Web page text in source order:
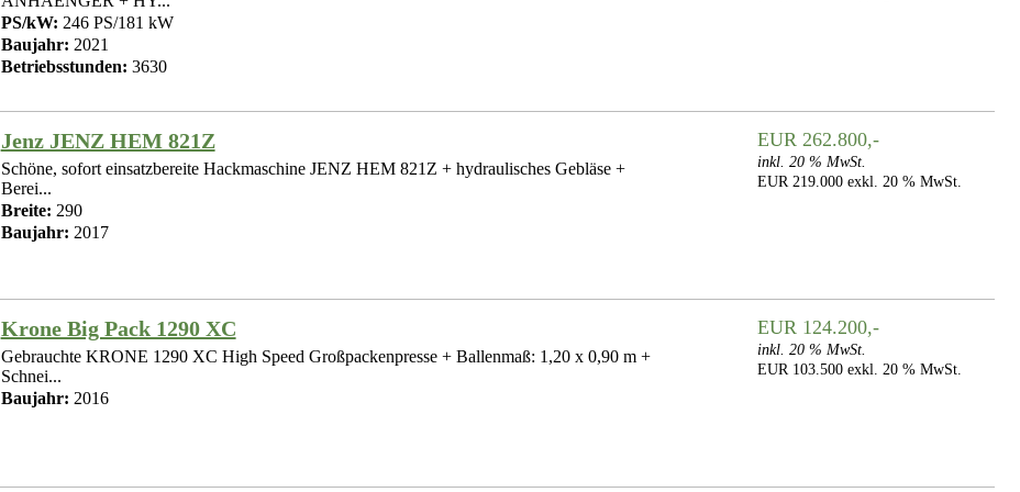
PS/kW: 246 PS/181 kW
Baujahr: 2021
Betriebsstunden: 3630
Jenz JENZ HEM 821Z
Schöne, sofort einsatzbereite Hackmaschine JENZ HEM 821Z + hydraulisches Gebläse +
Berei...
Breite: 290
Baujahr: 2017
EUR 262.800,-
inkl. 20 % MwSt.
EUR 219.000 exkl. 20 % MwSt.
Krone Big Pack 1290 XC
Gebrauchte KRONE 1290 XC High Speed Großpackenpresse + Ballenmaß: 1,20 x 0,90 m +
Schnei...
Baujahr: 2016
EUR 124.200,-
inkl. 20 % MwSt.
EUR 103.500 exkl. 20 % MwSt.